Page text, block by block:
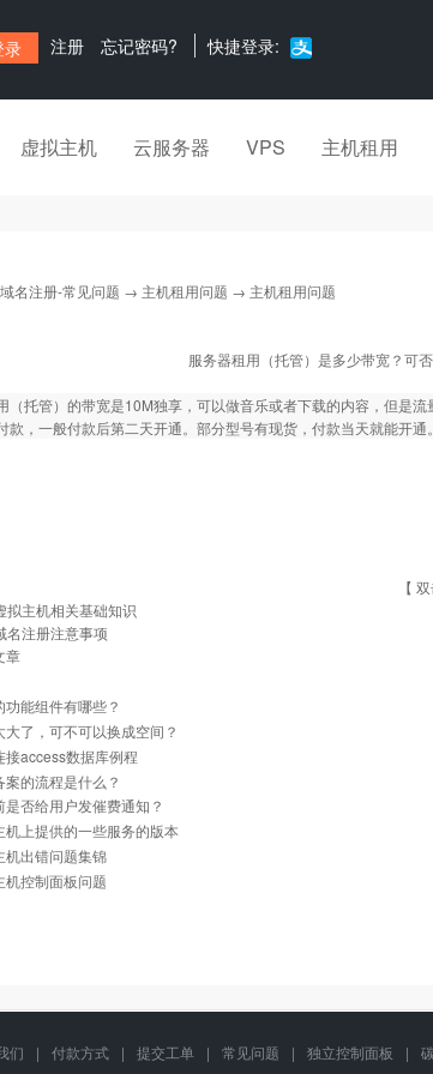
注册 忘记密码? 快捷登录:
虚拟主机 云服务器 VPS 主机租用
名注册-常见问题 → 主机租用问题 → 主机租用问题
服务器租用（托管）是多少带宽？可
（托管）的带宽是10M独享，可以做音乐或者下载的内容，但是
款，一般付款后第二天开通。部分型号有现货，付款当天就能开通。
【
拟主机相关基础知识
名注册注意事项
章
功能组件有哪些？
大了，可不可以换成空间？
接access数据库例程
案的流程是什么？
是否给用户发催费通知？
机上提供的一些服务的版本
机出错问题集锦
机控制面板问题
们 | 付款方式 | 提交工单 | 常见问题 | 独立控制面板 |